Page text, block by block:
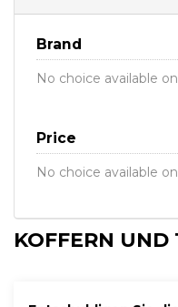
Brand
No choice available
Price
No choice available
KOFFERN UND